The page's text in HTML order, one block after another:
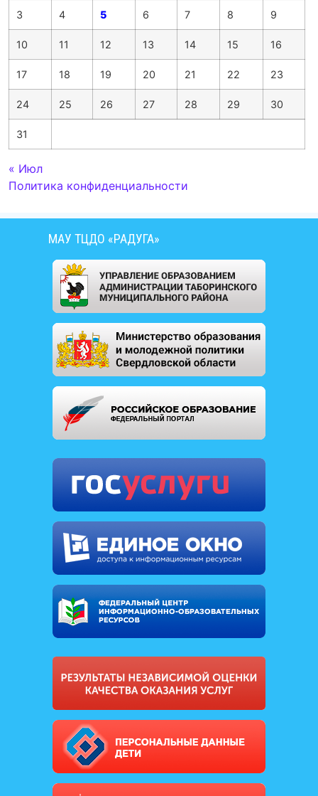
3 4 5 6 7 8 9
10 11 12 13 14 15 16
17 18 19 20 21 22 23
24 25 26 27 28 29 30
31
« Июл
Политика конфиденциальности
МАУ ТЦДО «РАДУГА»